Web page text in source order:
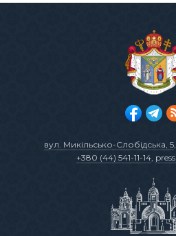
вул. Микільсько-Слобідська, 5
+380 (44) 541-11-14,